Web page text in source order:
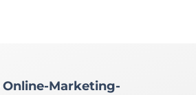
Marketing-